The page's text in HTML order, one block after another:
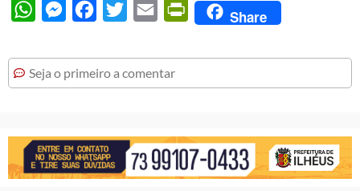
WhatsAppMessengerFacebook
Twitter Email PrintFriendly
Share
Seja o primeiro a comentar